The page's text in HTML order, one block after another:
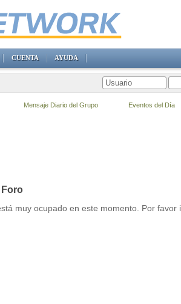
muy ocupado en este momento. Por favor
CUENTA AYUDA
Mensaje Diario del Grupo Eventos del Día